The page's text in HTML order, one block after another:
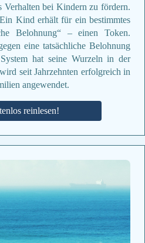
Verhalten bei Kindern zu fördern.
Kind erhält für ein bestimmtes
Belohnung“ – einen Token.
eine tatsächliche Belohnung
hat seine Wurzeln in der
seit Jahrzehnten erfolgreich in
angewendet.
reinlesen!